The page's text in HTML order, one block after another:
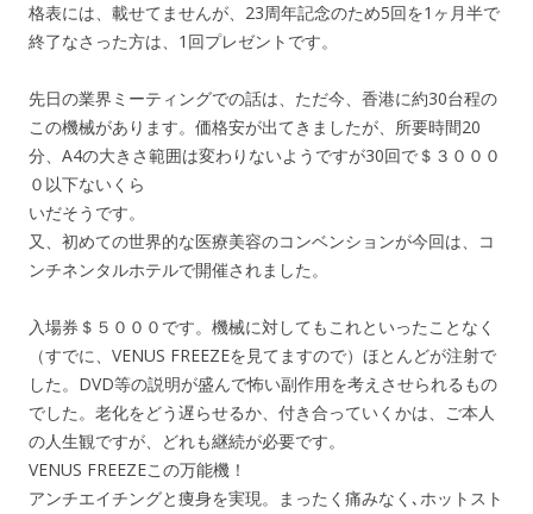
格表には、載せてませんが、23周年記念のため5回を1ヶ月半で
終了なさった方は、1回プレゼントです。
先日の業界ミーティングでの話は、ただ今、香港に約30台程の
この機械があります。価格安が出てきましたが、所要時間20
分、A4の大きさ範囲は変わりないようですが30回で＄３０００
０以下ないくら
いだそうです。
又、初めての世界的な医療美容のコンベンションが今回は、コ
ンチネンタルホテルで開催されました。
入場券＄５０００です。機械に対してもこれといったことなく
（すでに、VENUS FREEZEを見てますので）ほとんどが注射で
した。DVD等の説明が盛んで怖い副作用を考えさせられるもの
でした。老化をどう遅らせるか、付き合っていくかは、ご本人
の人生観ですが、どれも継続が必要です。
VENUS FREEZEこの万能機！
アンチエイチングと痩身を実現。まったく痛みなく､ホットスト